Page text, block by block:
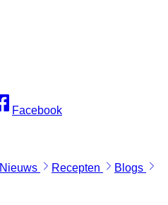
Facebook
Nieuws Recepten Blogs